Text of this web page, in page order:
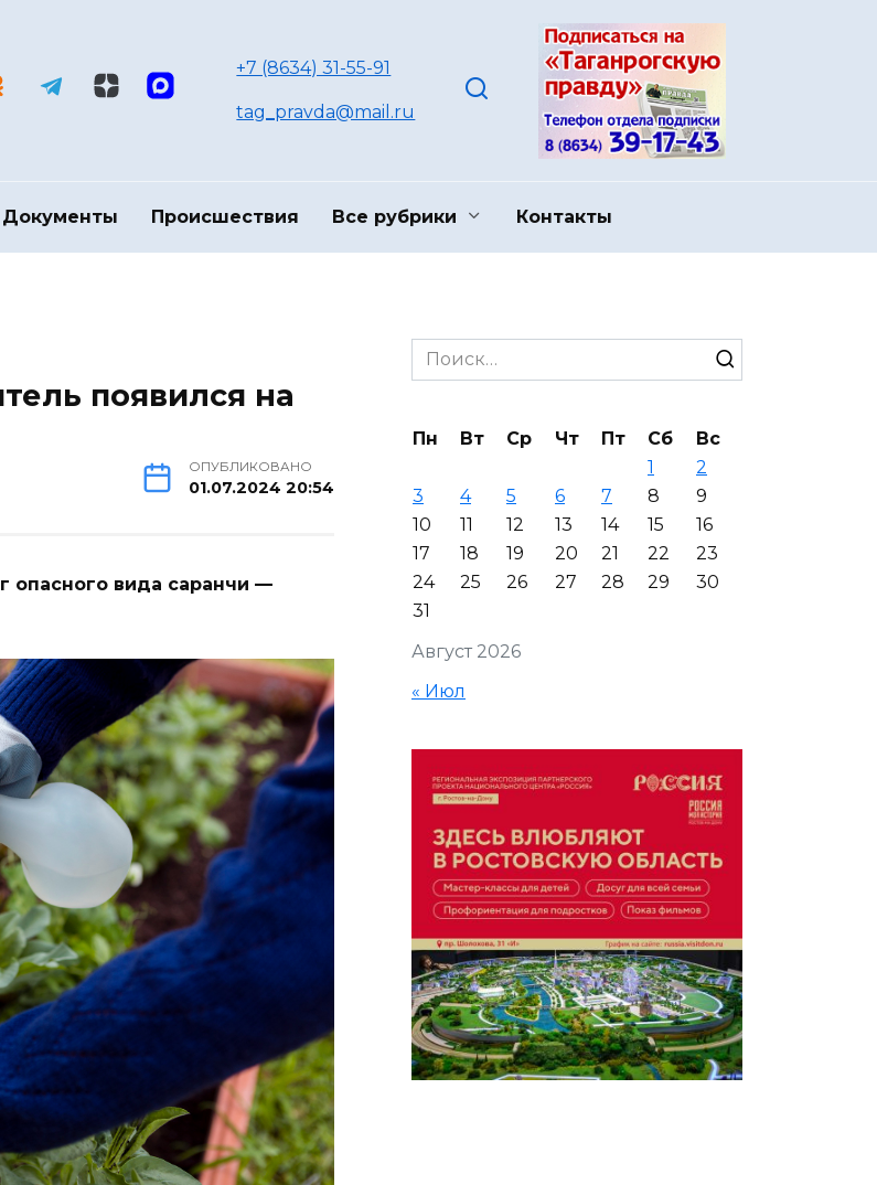
+7 (8634) 31-55-91
tag_pravda@mail.ru
Документы Происшествия Все рубрики Контакты
появился на
ОПУБЛИКОВАНО
01.07.2024 20:54
опасного вида саранчи —
Search
for:
Август 2026
Пн Вт Ср Чт Пт Сб
Вс
1
2
3
4 5 6 7 8
9
10
11 12 13 14 15
16
17
18 19 20 21 22
23
24
25 26 27 28 29
30
31
« Июл